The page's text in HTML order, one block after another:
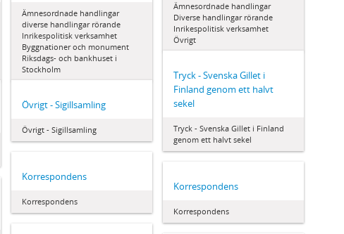
Ämnesordnade handlingar 
diverse handlingar rörande
Inrikespolitisk verksamhet 
Byggnationer och monument 
Riksdags- och bankhuset i
Stockholm
Ämnesordnade handlingar 
Diverse handlingar rörande
Inrikespolitisk verksamhet 
Övrigt
Tryck - Svenska Gillet i
Finland genom ett halvt
sekel
Tryck - Svenska Gillet i Finland
genom ett halvt sekel
Övrigt - Sigillsamling
Övrigt - Sigillsamling
Korrespondens
Korrespondens
Korrespondens
Korrespondens